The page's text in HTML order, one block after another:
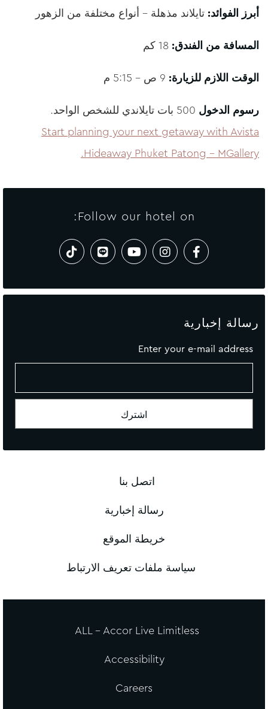
أبرز الفوائد: تايلاند مذهلة – أنواع مختلفة من الزهور
المسافة من الفندق: 18 كم
الوقت اللازم للزيارة: 9 ص – 5:15 م
رسوم الدخول
Start planning your next getaway with Avista
Hideaway Phuket Patong – MGallery.
Follow our hotel on:
رسالة إخبارية
Enter your e-mail address
اتصل بنا
رسالة إخبارية
خريطة الموقع
سياسة ملفات تعريف الارتباط
ALL - Accor Live Limitless
Accessibility
Careers